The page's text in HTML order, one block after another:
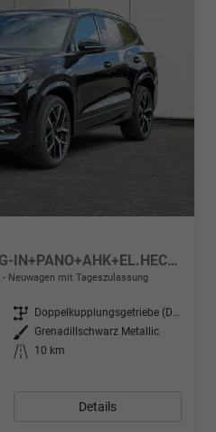
R-Line Edition Plus PLUG-IN+PANO+AHK+EL.HECKKL.+LED+PDC+20''LM
Neuwagen mit Tageszulassung
Getriebe
Doppelkupplungsgetriebe (DSG)
Außenfarbe
Grenadillschwarz Metallic
Kilometerstand
10 km
Details